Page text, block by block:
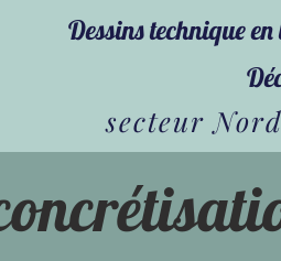
Dessins technique
secteur